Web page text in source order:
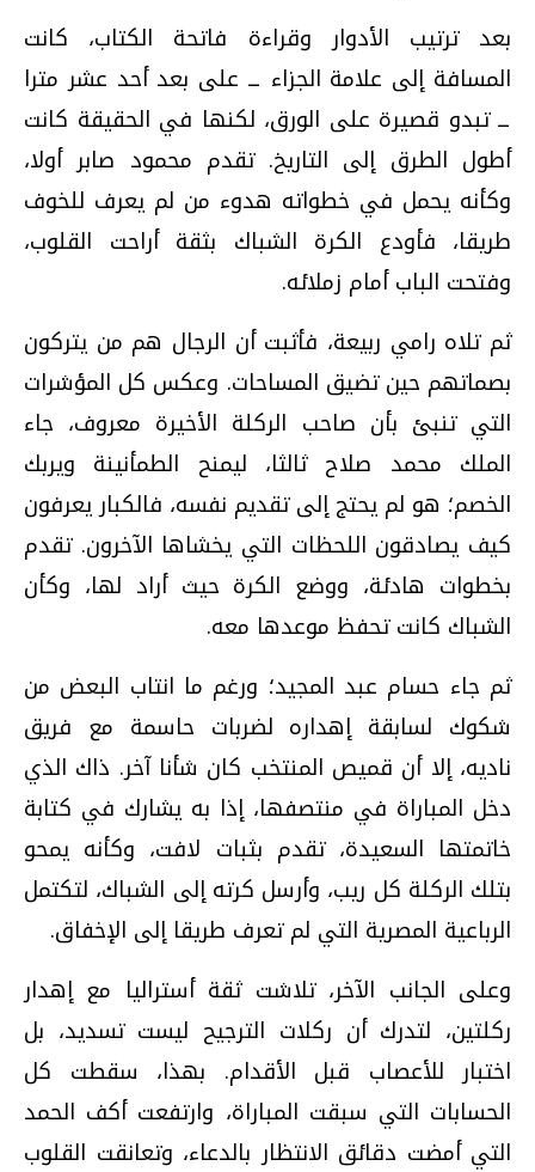
بعد ترتيب الأدوار وقراءة فاتحة الكتاب، كانت
المسافة إلى علامة الجزاء ــ على بعد أحد عشر مترا
ــ تبدو قصيرة على الورق، لكنها في الحقيقة كانت
أطول الطرق إلى التاريخ. تقدم محمود صابر أولا،
وكأنه يحمل في خطواته هدوء من لم يعرف للخوف
طريقا، فأودع الكرة الشباك بثقة أراحت القلوب،
وفتحت الباب أمام زملائه.
ثم تلاه رامي ربيعة، فأثبت أن الرجال هم من يتركون
بصماتهم حين تضيق المساحات. وعكس كل المؤشرات
التي تنبئ بأن صاحب الركلة الأخيرة معروف، جاء
الملك محمد صلاح ثالثا، ليمنح الطمأنينة ويربك
الخصم؛ هو لم يحتج إلى تقديم نفسه، فالكبار يعرفون
كيف يصادقون اللحظات التي يخشاها الآخرون. تقدم
بخطوات هادئة، ووضع الكرة حيث أراد لها، وكأن
الشباك كانت تحفظ موعدها معه.
ثم جاء حسام عبد المجيد؛ ورغم ما انتاب البعض من
شكوك لسابقة إهداره لضربات حاسمة مع فريق
ناديه، إلا أن قميص المنتخب كان شأنا آخر. ذاك الذي
دخل المباراة في منتصفها، إذا به يشارك في كتابة
خاتمتها السعيدة، تقدم بثبات لافت، وكأنه يمحو
بتلك الركلة كل ريب، وأرسل كرته إلى الشباك، لتكتمل
الرباعية المصرية التي لم تعرف طريقا إلى الإخفاق.
وعلى الجانب الآخر، تلاشت ثقة أستراليا مع إهدار
ركلتين، لتدرك أن ركلات الترجيح ليست تسديد، بل
اختبار للأعصاب قبل الأقدام. بهذا، سقطت كل
الحسابات التي سبقت المباراة، وارتفعت أكف الحمد
التي أمضت دقائق الانتظار بالدعاء، وتعانقت القلوب